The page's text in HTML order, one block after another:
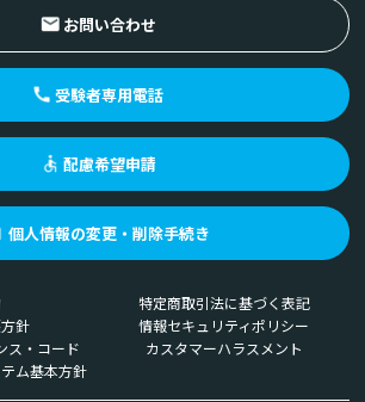
お問い合わせ
受験者専用電話
配慮希望申請
個人情報の変更・削除手続き
特定商取引法に基づく表記
針
情報セキュリティポリシー
ス・コード
カスタマーハラスメント
ム基本方針